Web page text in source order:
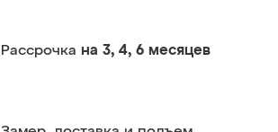
Рассрочка на 3, 4, 6 месяцев